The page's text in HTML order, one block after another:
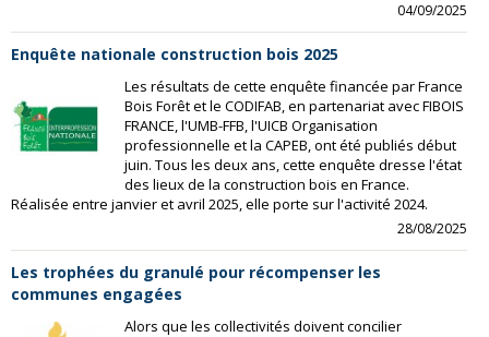
04/09/2025
Enquête nationale construction bois 2025
Les résultats de cette enquête financée par France
Bois Forêt et le CODIFAB, en partenariat avec FIBOIS
FRANCE, l'UMB-FFB, l'UICB Organisation
professionnelle et la CAPEB, ont été publiés début
juin. Tous les deux ans, cette enquête dresse l'état
des lieux de la construction bois en France.
Réalisée entre janvier et avril 2025, elle porte sur l'activité 2024.
28/08/2025
Les trophées du granulé pour récompenser les
communes engagées
Alors que les collectivités doivent concilier